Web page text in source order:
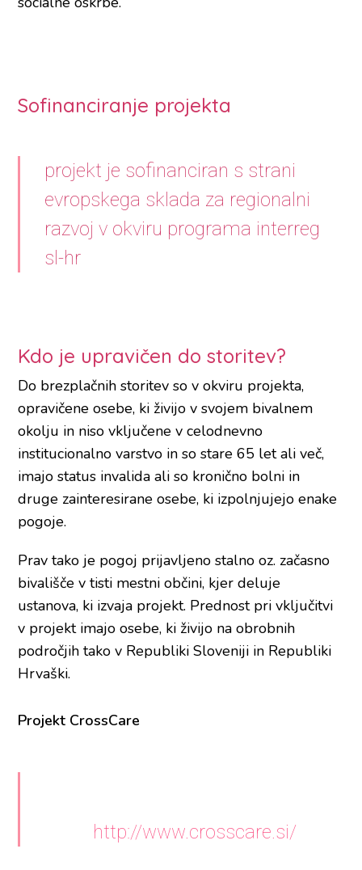
Sofinanciranje projekta
projekt je sofinanciran s strani
evropskega sklada za regionalni
razvoj v okviru programa interreg
sl-hr
Kdo je upravičen do storitev?
Do brezplačnih storitev so v okviru projekta,
opravičene osebe, ki živijo v svojem bivalnem
okolju in niso vključene v celodnevno
institucionalno varstvo in so stare 65 let ali več,
imajo status invalida ali so kronično bolni in
druge zainteresirane osebe, ki izpolnjujejo enake
pogoje.
Prav tako je pogoj prijavljeno stalno oz. začasno
bivališče v tisti mestni občini, kjer deluje
ustanova, ki izvaja projekt. Prednost pri vključitvi
v projekt imajo osebe, ki živijo na obrobnih
področjih tako v Republiki Sloveniji in Republiki
Hrvaški.
Projekt CrossCare
http://www.crosscare.si/